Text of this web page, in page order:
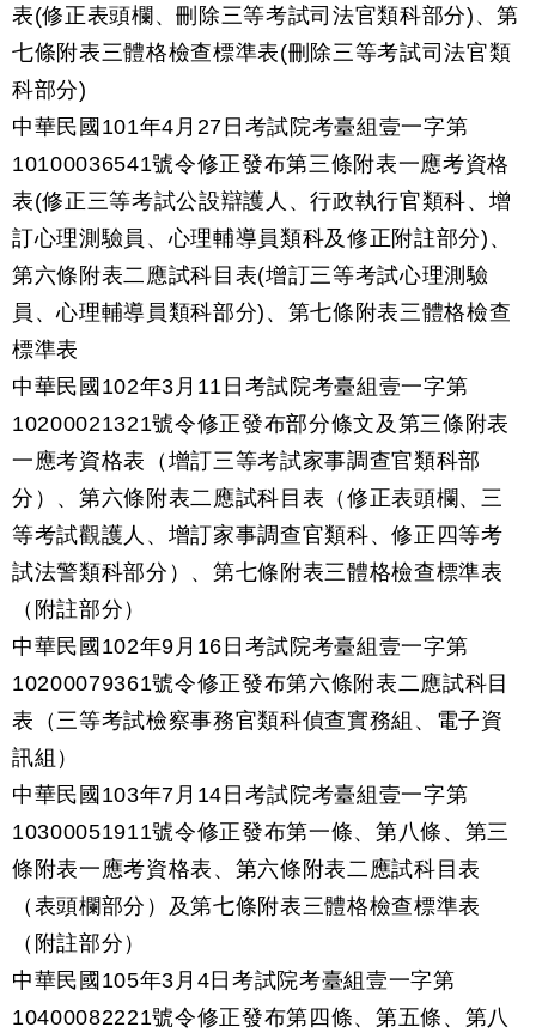
表(修正表頭欄、刪除三等考試司法官類科部分)、第
七條附表三體格檢查標準表(刪除三等考試司法官類
科部分)
中華民國101年4月27日考試院考臺組壹一字第
10100036541號令修正發布第三條附表一應考資格
表(修正三等考試公設辯護人、行政執行官類科、增
訂心理測驗員、心理輔導員類科及修正附註部分)、
第六條附表二應試科目表(增訂三等考試心理測驗
員、心理輔導員類科部分)、第七條附表三體格檢查
標準表
中華民國102年3月11日考試院考臺組壹一字第
10200021321號令修正發布部分條文及第三條附表
一應考資格表（增訂三等考試家事調查官類科部
分）、第六條附表二應試科目表（修正表頭欄、三
等考試觀護人、增訂家事調查官類科、修正四等考
試法警類科部分）、第七條附表三體格檢查標準表
（附註部分）
中華民國102年9月16日考試院考臺組壹一字第
10200079361號令修正發布第六條附表二應試科目
表（三等考試檢察事務官類科偵查實務組、電子資
訊組）
中華民國103年7月14日考試院考臺組壹一字第
10300051911號令修正發布第一條、第八條、第三
條附表一應考資格表、第六條附表二應試科目表
（表頭欄部分）及第七條附表三體格檢查標準表
（附註部分）
中華民國105年3月4日考試院考臺組壹一字第
10400082221號令修正發布第四條、第五條、第八